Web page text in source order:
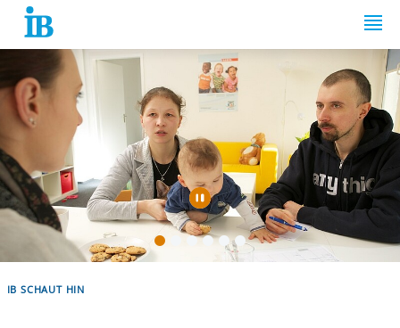
Springe zum Inhalt
Automatische
IB SCHAUT HIN